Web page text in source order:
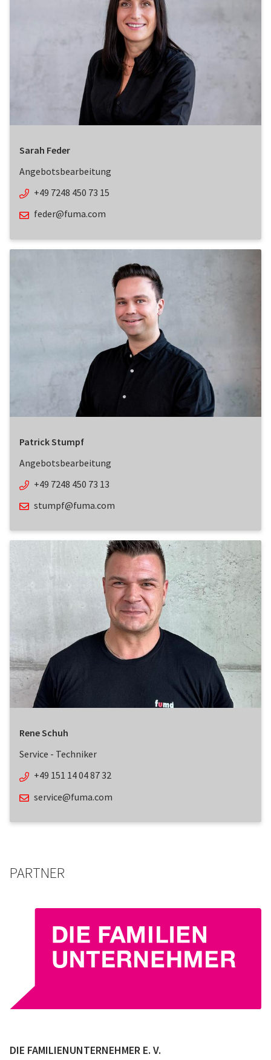
Sarah Feder
Angebotsbearbeitung
+49 7248 450 73 15
feder@fuma.com
Patrick Stumpf
Angebotsbearbeitung
+49 7248 450 73 13
stumpf@fuma.com
Rene Schuh
Service - Techniker
+49 151 14 04 87 32
service@fuma.com
PARTNER
DIE FAMILIENUNTERNEHMER E. V.